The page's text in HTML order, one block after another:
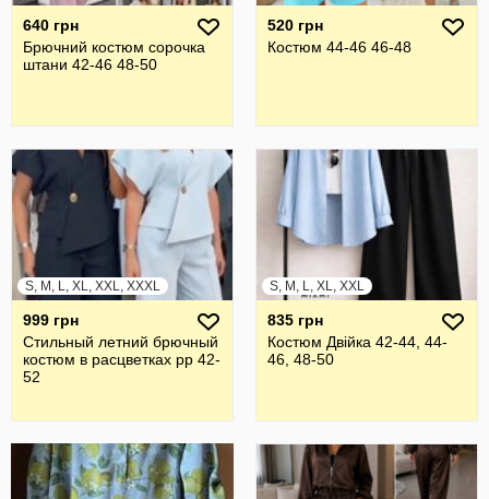
640 грн
Брючний костюм сорочка
штани 42-46 48-50
520 грн
Костюм 44-46 46-48
S, M, L, XL, XXL, XXXL
999 грн
Стильный летний брючный
костюм в расцветках рр 42-
52
S, M, L, XL, XXL
835 грн
Костюм Двійка 42-44, 44-
46, 48-50